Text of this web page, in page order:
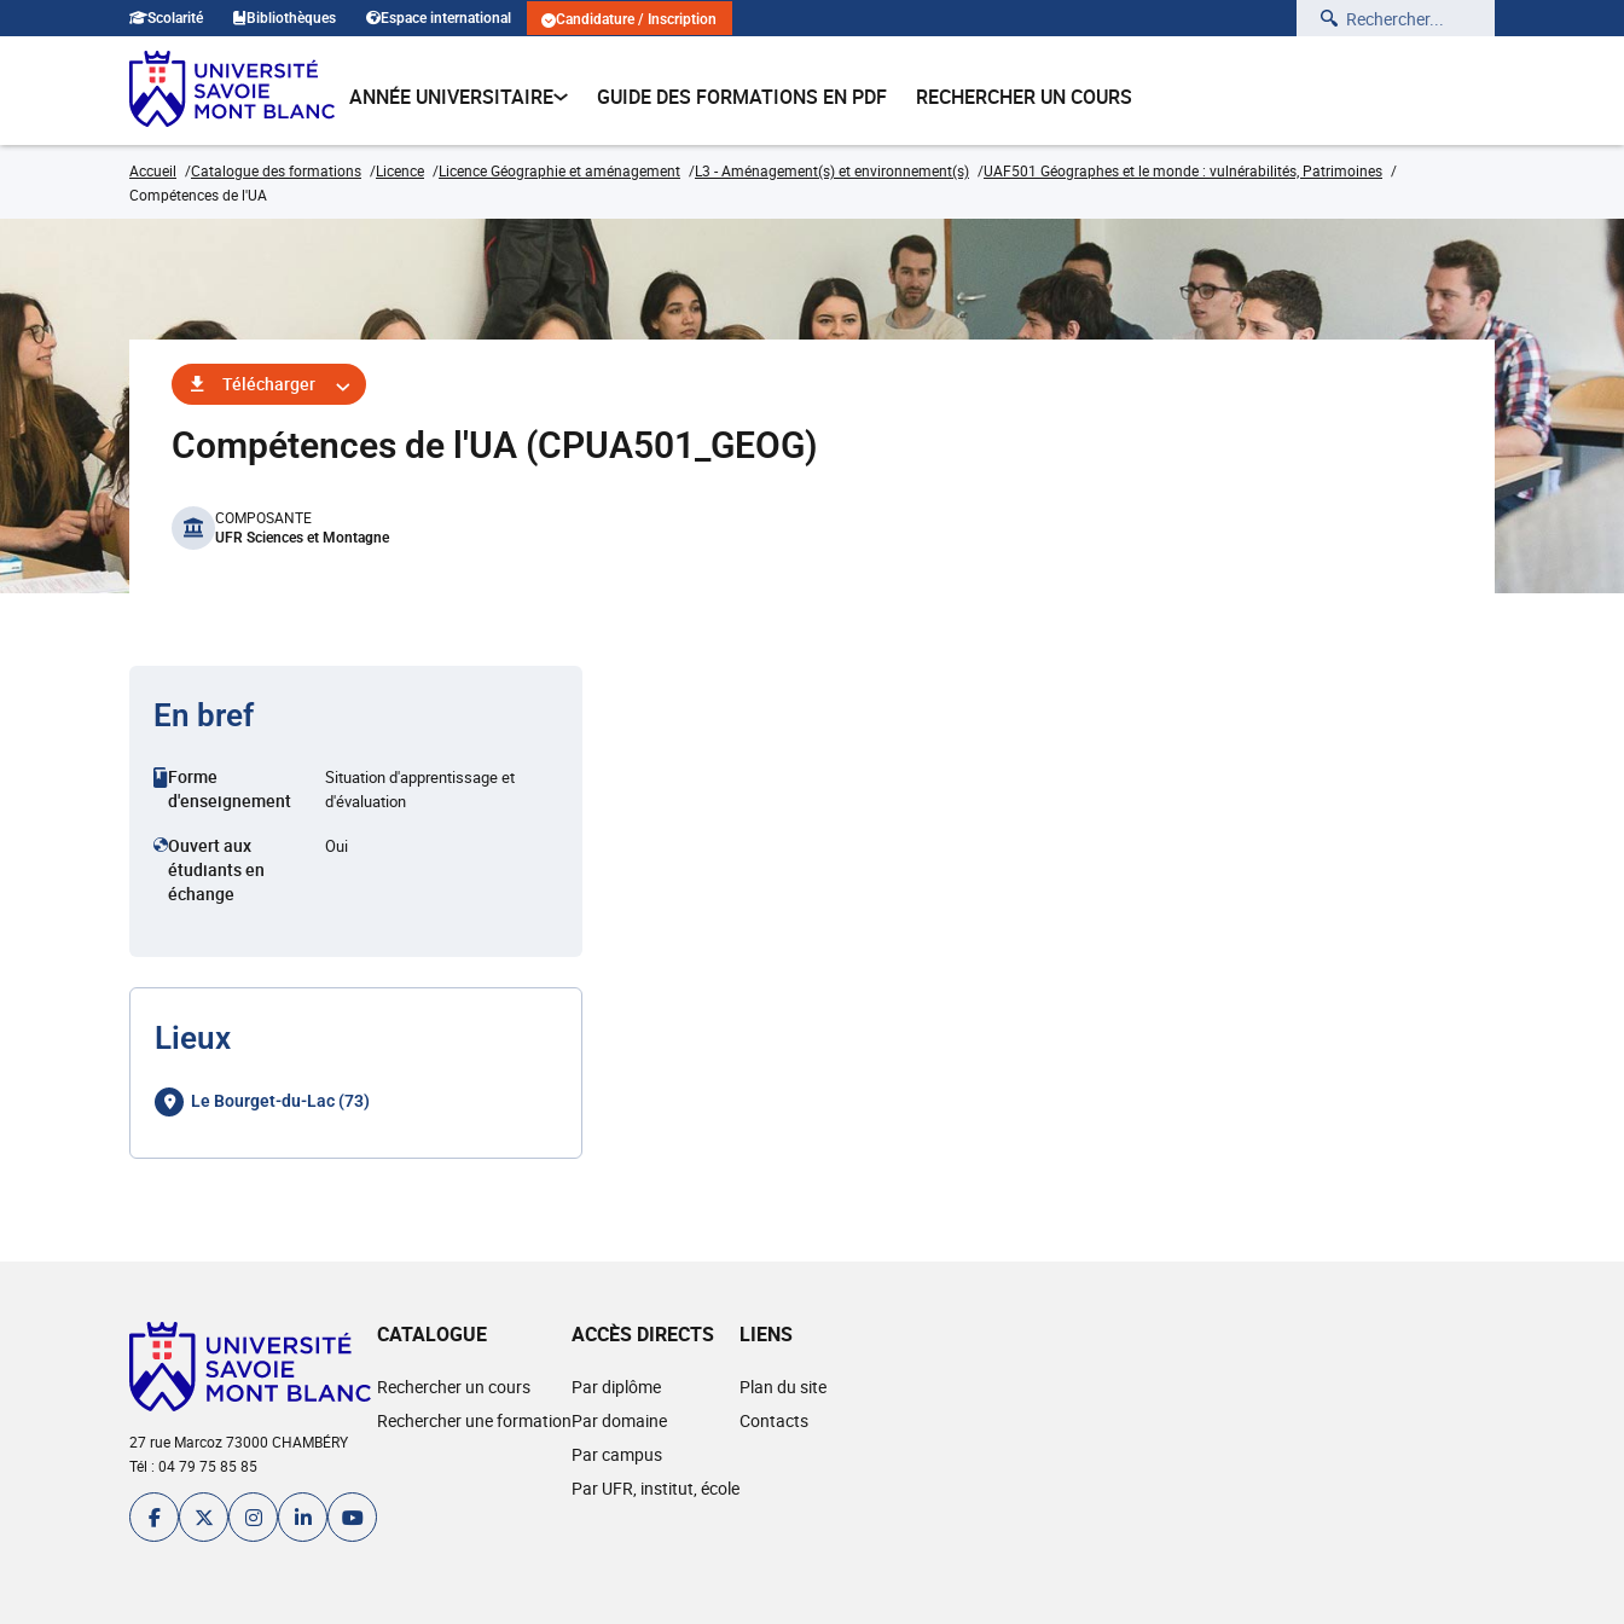
Scolarité Bibliothèques Espace international Candidature / Inscription Rechercher
ANNÉE UNIVERSITAIRE GUIDE DES FORMATIONS EN PDF RECHERCHER UN COURS
Accueil Catalogue des formations Licence Licence Géographie et aménagement L3 - Aménagement(s) et environnement(s)
UAF501 Géographes et le monde : vulnérabilités, Patrimoines
Compétences de l'UA
Télécharger
Compétences de l'UA (CPUA501_GEOG)
benefits
COMPOSANTE
UFR Sciences et Montagne
En bref
Forme
d'enseignement
Situation d'apprentissage et
d'évaluation
Ouvert aux
étudiants en
échange
Oui
Lieux
Le Bourget-du-Lac (73)
27 rue Marcoz 73000 CHAMBÉRY
Tél : 04 79 75 85 85
CATALOGUE
Rechercher un cours
Rechercher une formation
ACCÈS DIRECTS
Par diplôme
Par domaine
Par campus
Par UFR, institut, école
LIENS
Plan du site
Contacts